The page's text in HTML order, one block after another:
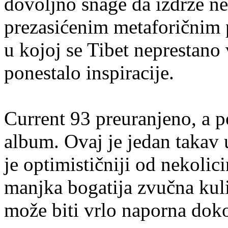
prezasićenim
u kojoj se Tibet
ponestalo inspiracije.
Current 93 preuranjeno, a
album. Ovaj je jedan
je optimističniji od
manjka bogatija zvučna
može biti vrlo naporna